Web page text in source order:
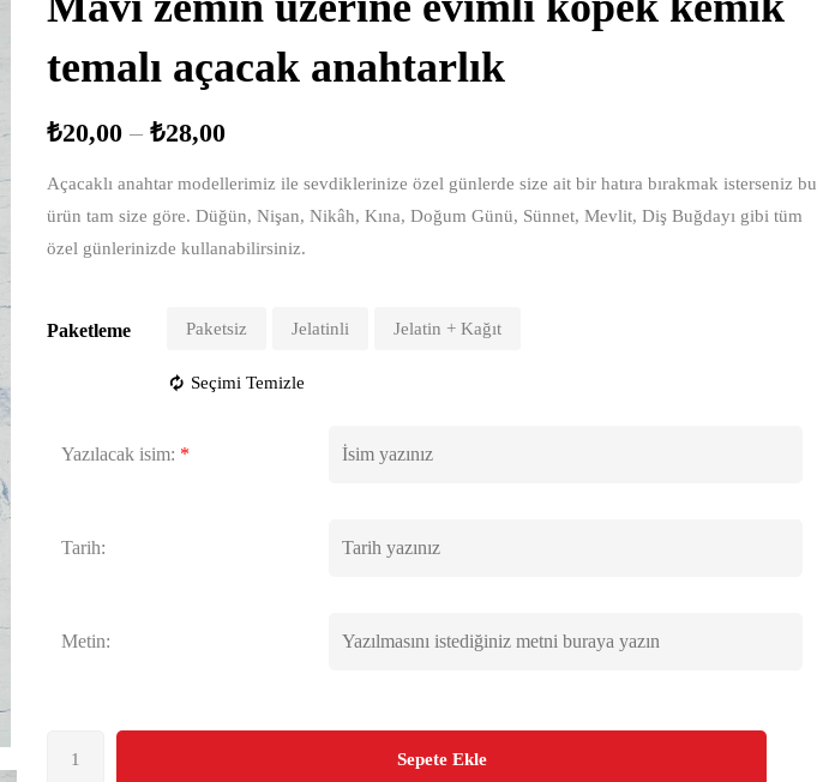
temalı açacak anahtarlık
₺20,00 – ₺28,00
Açacaklı anahtar modellerimiz ile sevdiklerinize özel günlerde size ait bir hatıra bırakmak isterseniz bu
ürün tam size göre. Düğün, Nişan, Nikâh, Kına, Doğum Günü, Sünnet, Mevlit, Diş Buğdayı gibi tüm
özel günlerinizde kullanabilirsiniz.
Paketleme Paketsiz Jelatinli Jelatin + Kağıt
Seçimi Temizle
Yazılacak isim: *
Tarih:
Metin:
Sepete Ekle